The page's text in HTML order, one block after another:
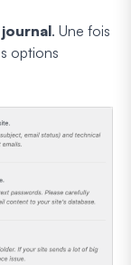
. Une fois
options